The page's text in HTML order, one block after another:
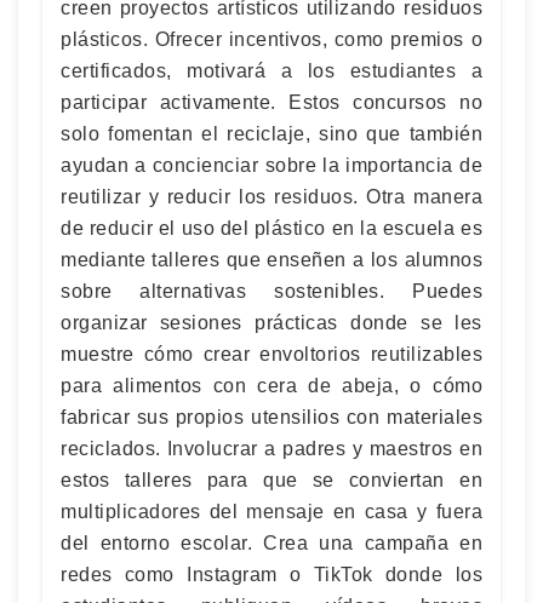
creen proyectos artísticos utilizando residuos
plásticos. Ofrecer incentivos, como premios o
certificados, motivará a los estudiantes a
participar activamente. Estos concursos no
solo fomentan el reciclaje, sino que también
ayudan a concienciar sobre la importancia de
reutilizar y reducir los residuos. Otra manera
de reducir el uso del plástico en la escuela es
mediante talleres que enseñen a los alumnos
sobre alternativas sostenibles. Puedes
organizar sesiones prácticas donde se les
muestre cómo crear envoltorios reutilizables
para alimentos con cera de abeja, o cómo
fabricar sus propios utensilios con materiales
reciclados. Involucrar a padres y maestros en
estos talleres para que se conviertan en
multiplicadores del mensaje en casa y fuera
del entorno escolar. Crea una campaña en
redes como Instagram o TikTok donde los